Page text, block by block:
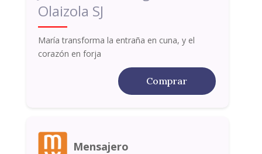
Olaizola SJ
María transforma la entraña en cuna, y el
corazón en forja
Comprar
Mensajero